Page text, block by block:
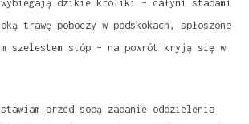
wybiegają dzikie króliki – całymi stadami
trawę poboczy w podskokach, spłoszone
szelestem stóp – na powrót kryją się w
przed sobą zadanie oddzielenia